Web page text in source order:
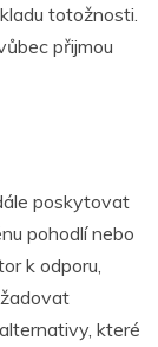
totožnosti.
přijmou
poskytovat
pohodlí nebo
k odporu,
které